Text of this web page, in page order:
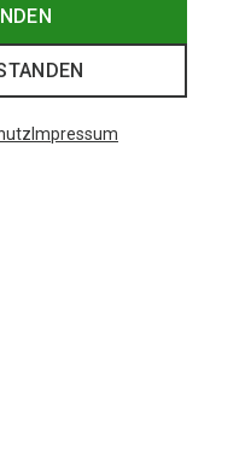
Impressum